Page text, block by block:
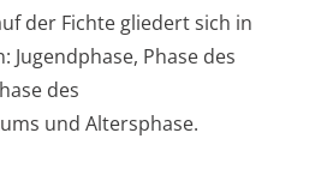
der Fichte gliedert sich in
Jugendphase, Phase des
des
und Altersphase.